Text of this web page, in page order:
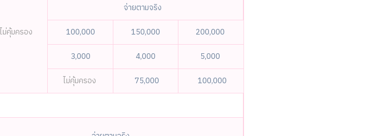
ไม่คุ้มครอง
จ่ายตามจริง
100,000 150,000
200,000
3,000 4,000
5,000
ไม่คุ้มครอง 75,000
100,000